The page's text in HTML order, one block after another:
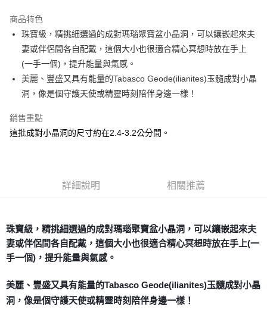
Apple Pay
街口支付
悠遊付
ATM付款
賣家宅配幫您送（台灣）
每筆NT$80，滿NT$3,000(含以上)免運費
郵局幫你送（離島）
付款後門市自取
商品特色
珠寶級，精挑細選過的成對瑪瑙聚寶盆小晶洞，可以鑲嵌起來夫
妻或伴侶間各自配戴，這個大小也很適合精心冥想時放在手上
(一手一個)，提升能量與氣感。
美麗、豐盛又具有能量的Tabasco Geode(ilianites)玉髓成對小晶
洞，像是個守護天使或精靈時刻陪伴身邊一樣！
銷售重點
這批成對小晶洞的尺寸約在2.4-3.2公分間。
詳細說明 相關推薦
珠寶級，精挑細選過的成對瑪瑙聚寶盆小晶洞，可以鑲嵌起來夫
妻或伴侶間各自配戴，這個大小也很適合精心冥想時放在手上(一
手一個)，提升能量與氣感。
美麗、豐盛又具有能量的Tabasco Geode(ilianites)玉髓成對小晶
洞，像是個守護天使或精靈時刻陪伴身邊一樣！